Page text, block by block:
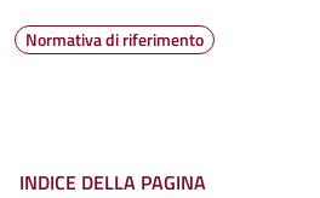
Normativa di riferimento
INDICE DELLA PAGINA